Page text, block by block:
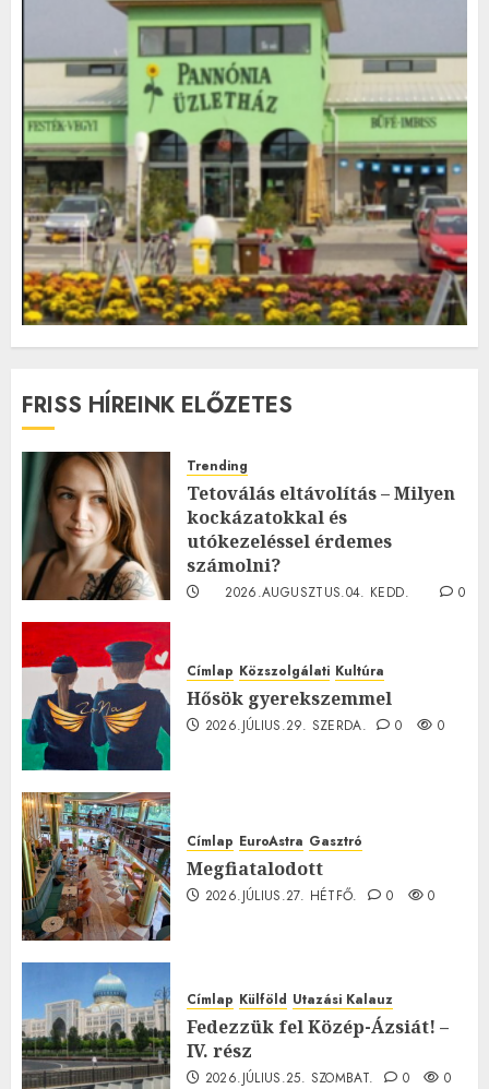
FRISS HÍREINK ELŐZETES
Trending
Tetoválás eltávolítás – Milyen
kockázatokkal és
utókezeléssel érdemes
számolni?
2026.AUGUSZTUS.04. KEDD.
0
Címlap Közszolgálati Kultúra
Hősök gyerekszemmel
2026.JÚLIUS.29. SZERDA. 0 0
Címlap EuroAstra Gasztró
Megfiatalodott
2026.JÚLIUS.27. HÉTFŐ. 0 0
Címlap Külföld Utazási Kalauz
Fedezzük fel Közép-Ázsiát! –
IV. rész
2026.JÚLIUS.25. SZOMBAT. 0 0